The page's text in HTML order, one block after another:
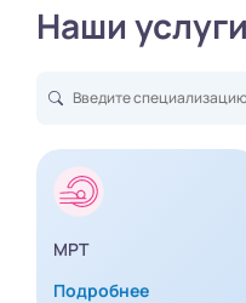
Наши услуги
МРТ
Подробнее